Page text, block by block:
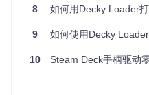
处理核心逻辑
理模块
[!TIP]实操小贴士：初次使
8 如何用Decky Loader打造专属
9 如何使用Decky Loader
10 Steam Deck手柄驱动零门槛配置